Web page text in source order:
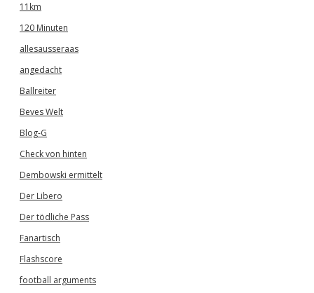
11km
120 Minuten
allesausseraas
angedacht
Ballreiter
Beves Welt
Blog-G
Check von hinten
Dembowski ermittelt
Der Libero
Der tödliche Pass
Fanartisch
Flashscore
football arguments